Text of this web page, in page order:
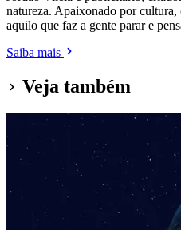
natureza. Apaixonado por
aquilo que faz a gente parar e
Saiba mais
Veja também